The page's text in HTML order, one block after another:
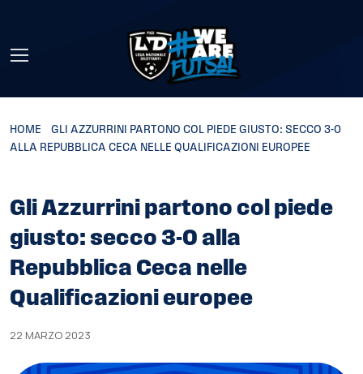
HOME
GLI AZZURRINI PARTONO COL PIEDE GIUSTO: SECCO 3-0
ALLA REPUBBLICA CECA NELLE QUALIFICAZIONI EUROPEE
Gli Azzurrini partono col piede
giusto: secco 3-0 alla
Repubblica Ceca nelle
Qualificazioni europee
22 MARZO 2023